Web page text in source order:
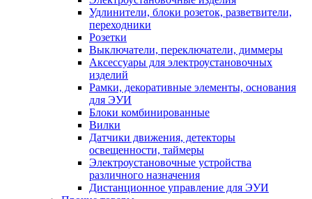
Удлинители, блоки розеток, разветвители,
переходники
Розетки
Выключатели, переключатели, диммеры
Аксессуары для электроустановочных
изделий
Рамки, декоративные элементы, основания
для ЭУИ
Блоки комбинированные
Вилки
Датчики движения, детекторы
освещенности, таймеры
Электроустановочные устройства
различного назначения
Дистанционное управление для ЭУИ